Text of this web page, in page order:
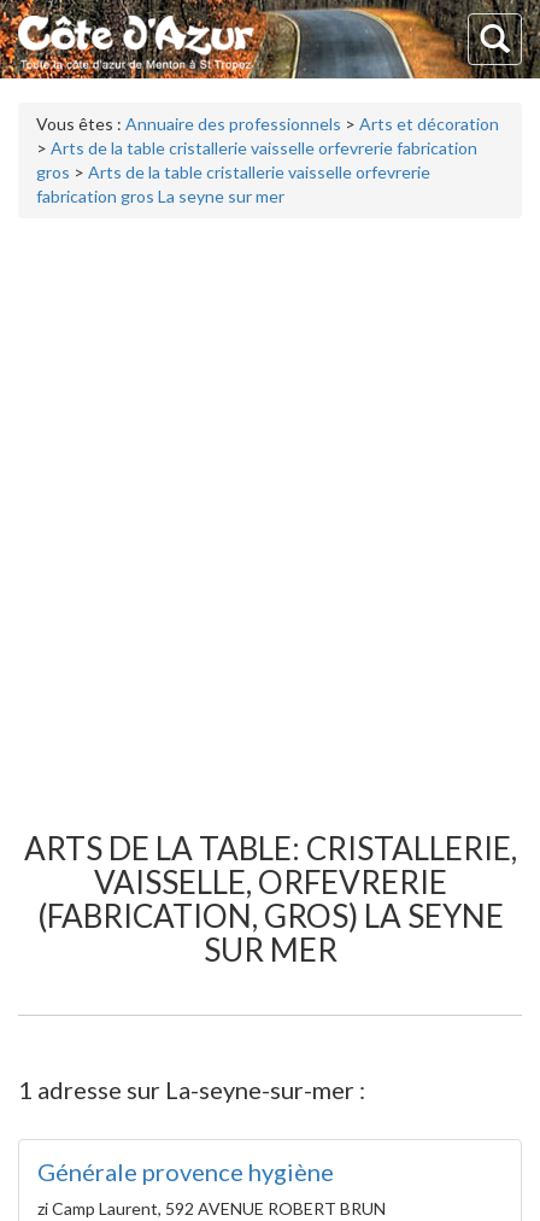
Vous êtes : Annuaire des professionnels > Arts et décoration
> Arts de la table cristallerie vaisselle orfevrerie fabrication
gros > Arts de la table cristallerie vaisselle orfevrerie
fabrication gros La seyne sur mer
ARTS DE LA TABLE: CRISTALLERIE,
VAISSELLE, ORFEVRERIE
(FABRICATION, GROS) LA SEYNE
SUR MER
1 adresse sur La-seyne-sur-mer :
Générale provence hygiène
zi Camp Laurent, 592 AVENUE ROBERT BRUN